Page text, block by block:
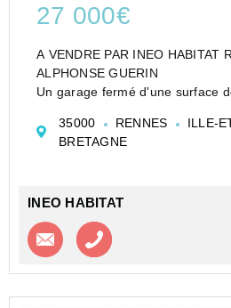
27 000€
A VENDRE PAR INEO HABITAT
ALPHONSE GUERIN
Un garage fermé d'une surface de 16
- Bien en copropriété
- Pas de procédure en cours
35000 RENNES
ILLE-
BRETAGNE
INEO HABITAT
Contacter l'agence